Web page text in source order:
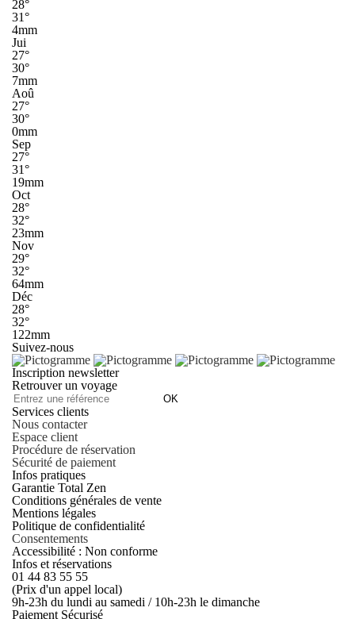
28°
31°
4mm
Jui
27°
30°
7mm
Aoû
27°
30°
0mm
Sep
27°
31°
19mm
Oct
28°
32°
23mm
Nov
29°
32°
64mm
Déc
28°
32°
122mm
Suivez-nous
Inscription newsletter
Retrouver un voyage
OK
Services clients
Nous contacter
Espace client
Procédure de réservation
Sécurité de paiement
Infos pratiques
Garantie Total Zen
Conditions générales de vente
Mentions légales
Politique de confidentialité
Consentements
Accessibilité : Non conforme
Infos et réservations
01 44 83 55 55
(Prix d'un appel local)
9h-23h du lundi au samedi / 10h-23h le dimanche
Paiement Sécurisé